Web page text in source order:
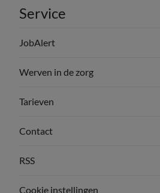
Service
JobAlert
Werven in de zorg
Tarieven
Contact
RSS
Cookie instellingen